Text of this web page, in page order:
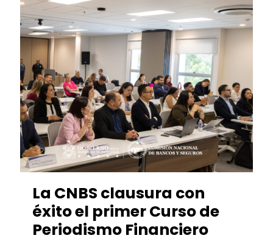
La CNBS clausura con
éxito el primer Curso de
Periodismo Financiero